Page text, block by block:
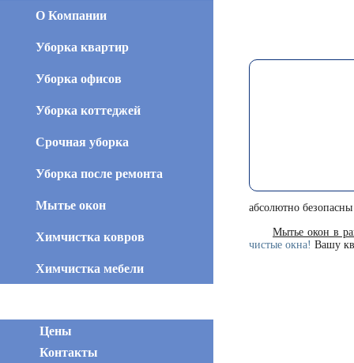
О Компании
Уборка квартир
Уборка офисов
Уборка коттеджей
Срочная уборка
Уборка после ремонта
Мытье окон
Химчистка ковров
Химчистка мебели
Цены
Контакты
абсолютно
Мытье окон в
чистые окна! Вашу